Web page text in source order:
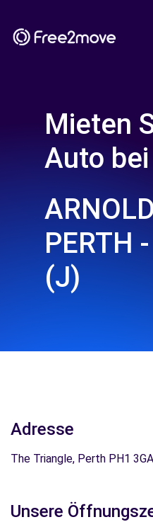
Mieten
Auto bei
PERTH
(J)
Adresse
The Triangle, Perth PH1
Unsere